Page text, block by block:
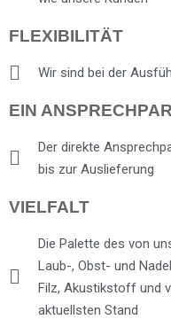
FLEXIBILITÄT
Wir sind bei der
EIN
Der direkte
bis zur Auslieferung
VIELFALT
Die Palette des von
Laub-, Obst- und
Filz, Akustikstoff und
aktuellsten Stand